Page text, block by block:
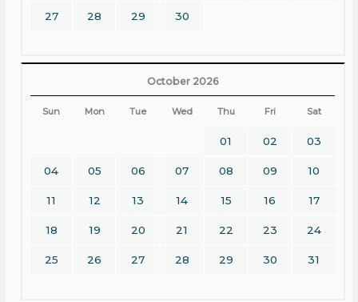
27 28 29 30
October 2026
Sun Mon Tue Wed Thu Fri Sat
01 02 03
04 05 06 07 08 09 10
11 12 13 14 15 16 17
18 19 20 21 22 23 24
25 26 27 28 29 30 31